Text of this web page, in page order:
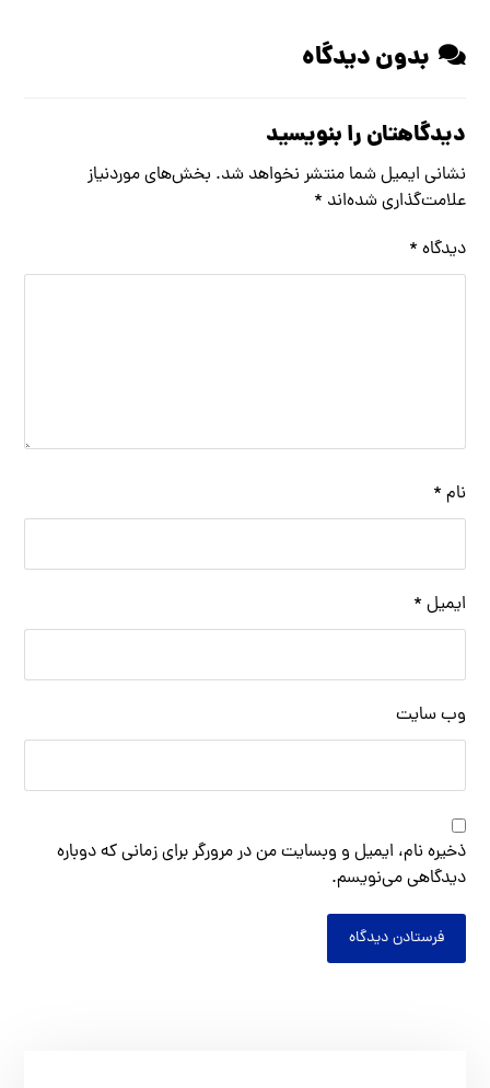
بدون دیدگاه
دیدگاهتان را بنویسید
نشانی ایمیل شما منتشر نخواهد شد. بخش‌های موردنیاز
علامت‌گذاری شده‌اند *
دیدگاه *
نام *
ایمیل *
وب‌ سایت
ذخیره نام، ایمیل و وبسایت من در مرورگر برای زمانی که دوباره
دیدگاهی می‌نویسم.
فرستادن دیدگاه